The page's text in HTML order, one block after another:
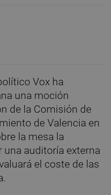
Vox ha
una moción
de la Comisión de
de Valencia en
la mesa la
una auditoría externa
el coste de las